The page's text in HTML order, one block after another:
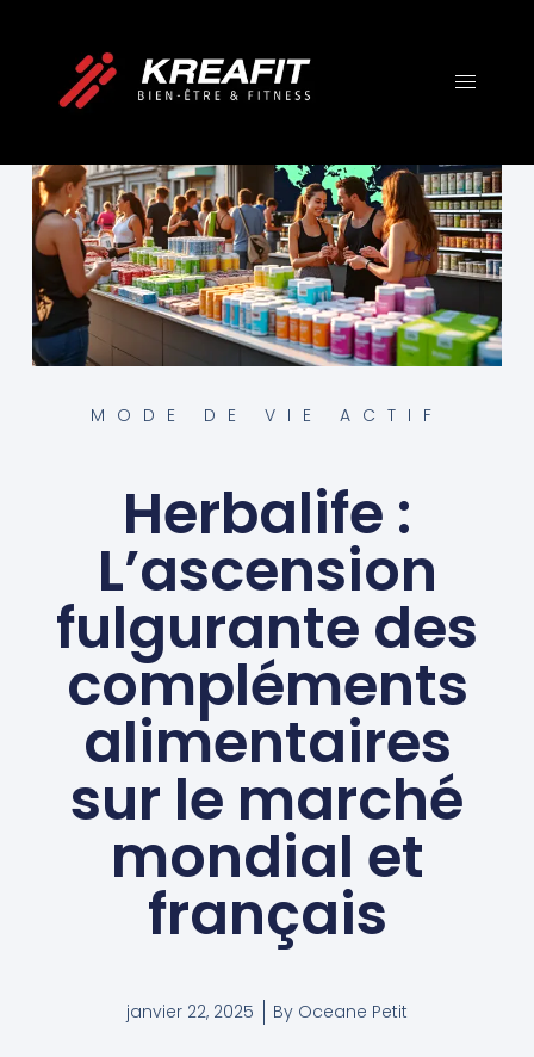
MODE DE VIE ACTIF
Herbalife :
L’ascension
fulgurante des
compléments
alimentaires
sur le marché
mondial et
français
janvier 22, 2025 By Oceane Petit